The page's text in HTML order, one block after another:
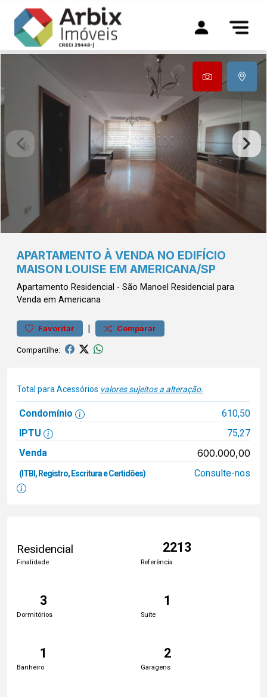
APARTAMENTO À VENDA NO EDIFÍCIO
MAISON LOUISE EM AMERICANA/SP
Apartamento Residencial - São Manoel Residencial para
Venda em Americana
Favoritar | Comparar
Compartilhe:
Total para Acessórios valores sujeitos a alteração.
Condomínio
610,50
IPTU
75,27
Venda
600.000,00
(ITBI, Registro, Escritura e Certidões) Consulte-nos
Residencial
Finalidade
2213
Referência
3
Dormitórios
1
Suite
1
Banheiro
2
Garagens